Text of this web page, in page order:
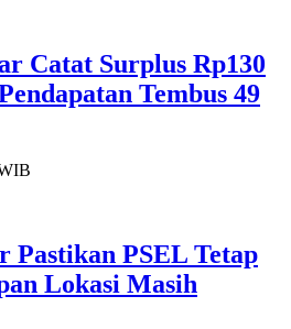
Catat Surplus Rp130
Tembus 49
Pastikan PSEL Tetap
Lokasi Masih